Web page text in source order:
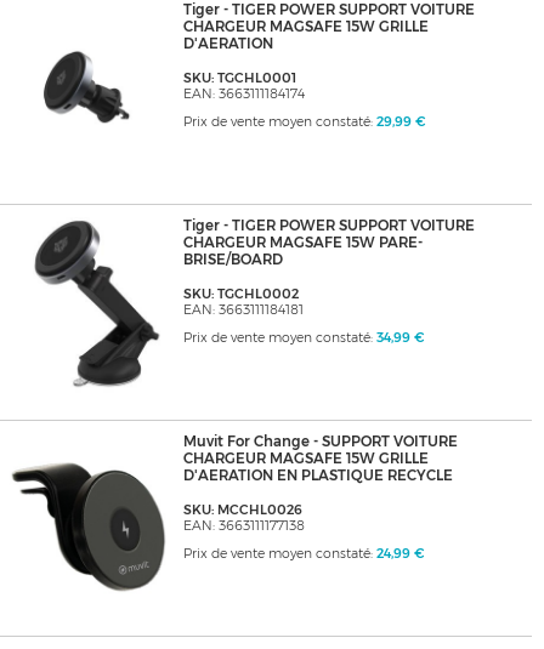
Tiger - TIGER POWER SUPPORT VOITURE
CHARGEUR MAGSAFE 15W GRILLE
D'AERATION
SKU: TGCHL0001
EAN: 3663111184174
Prix de vente moyen constaté: 29,99 €
Tiger - TIGER POWER SUPPORT VOITURE
CHARGEUR MAGSAFE 15W PARE-
BRISE/BOARD
SKU: TGCHL0002
EAN: 3663111184181
Prix de vente moyen constaté: 34,99 €
Muvit For Change - SUPPORT VOITURE
CHARGEUR MAGSAFE 15W GRILLE
D'AERATION EN PLASTIQUE RECYCLE
SKU: MCCHL0026
EAN: 3663111177138
Prix de vente moyen constaté: 24,99 €